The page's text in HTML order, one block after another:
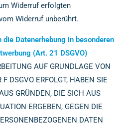
Widerruf erfolgten
Widerruf unberührt.
Datenerhebung in besonderen
(Art. 21 DSGVO)
AUF GRUNDLAGE VON
DSGVO ERFOLGT, HABEN SIE
GRÜNDEN, DIE SICH AUS
ERGEBEN, GEGEN DIE
DATEN